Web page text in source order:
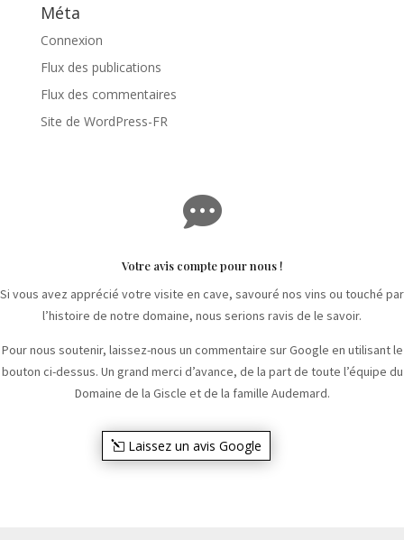
Méta
Connexion
Flux des publications
Flux des commentaires
Site de WordPress-FR

Votre avis compte pour nous !
Si vous avez apprécié votre visite en cave, savouré nos vins ou touché par
l’histoire de notre domaine, nous serions ravis de le savoir.
Pour nous soutenir, laissez-nous un commentaire sur Google en utilisant le
bouton ci-dessus. Un grand merci d’avance, de la part de toute l’équipe du
Domaine de la Giscle et de la famille Audemard.
Laissez un avis Google